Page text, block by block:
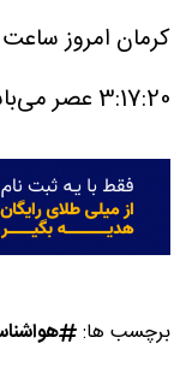
3:17:20 عصر می‌باشد.
برچسب ها: